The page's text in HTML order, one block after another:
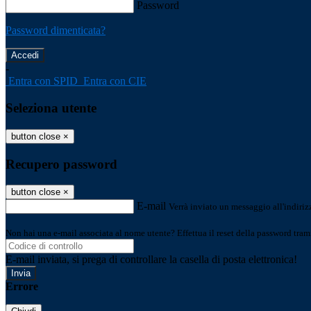
Password
Password dimenticata?
-
Entra con SPID Entra con CIE
Seleziona utente
button close ×
Recupero password
button close ×
E-mail Verrà inviato un messaggio
Non hai una e-mail associata al nome utente? Effettua il reset della password
E-mail inviata, si prega di controllare la casella di posta elettronica!
Errore